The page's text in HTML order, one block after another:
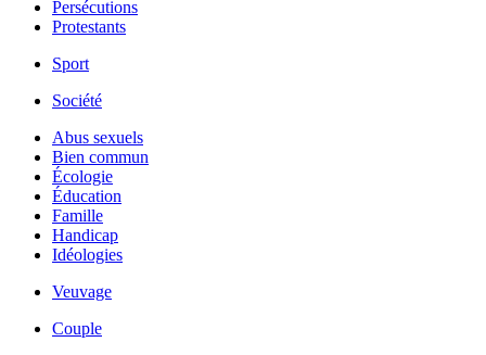
Persécutions
Protestants
Sport
Société
Abus sexuels
Bien commun
Écologie
Éducation
Famille
Handicap
Idéologies
Veuvage
Couple